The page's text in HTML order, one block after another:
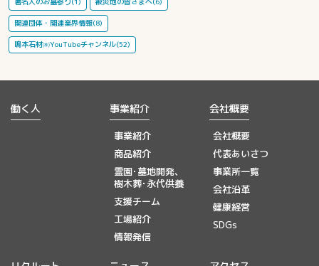
関連団体・関連業界情報(8)
鳴本石材㈱YouTubeチャンネル(52)
働く人 事業紹介
事業紹介
商品紹介
霊園･墓地開発、
樹木葬･永代供養
支援チーム
工場紹介
情報発信
会社概要
会社概要
代表あいさつ
事業所一覧
会社沿革
健康経営
SDGs